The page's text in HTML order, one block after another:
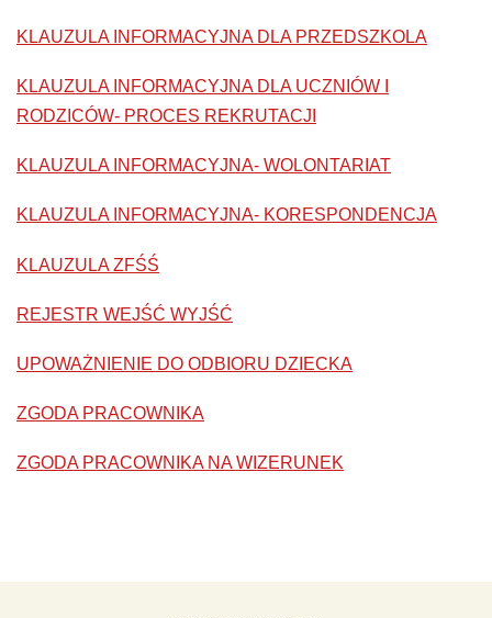
KLAUZULA INFORMACYJNA DLA PRZEDSZKOLA
KLAUZULA INFORMACYJNA DLA UCZNIÓW I
RODZICÓW- PROCES REKRUTACJI
KLAUZULA INFORMACYJNA- WOLONTARIAT
KLAUZULA INFORMACYJNA- KORESPONDENCJA
KLAUZULA ZFŚŚ
REJESTR WEJŚĆ WYJŚĆ
UPOWAŻNIENIE DO ODBIORU DZIECKA
ZGODA PRACOWNIKA
ZGODA PRACOWNIKA NA WIZERUNEK